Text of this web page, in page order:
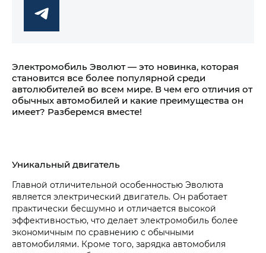
Электромобиль Эволют — это новинка, которая
становится все более популярной среди
автолюбителей во всем мире. В чем его отличия от
обычных автомобилей и какие преимущества он
имеет? Разберемся вместе!
Уникальный двигатель
Главной отличительной особенностью Эволюта
является электрический двигатель. Он работает
практически бесшумно и отличается высокой
эффективностью, что делает электромобиль более
экономичным по сравнению с обычными
автомобилями. Кроме того, зарядка автомобиля